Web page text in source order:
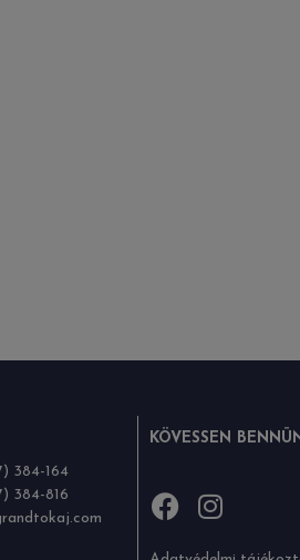
384-164
384-816
KÖVESSEN